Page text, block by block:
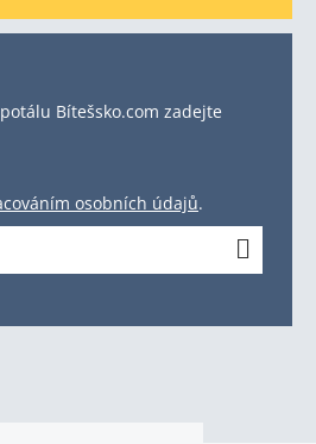
Bítešsko.com zadejte
osobních údajů.